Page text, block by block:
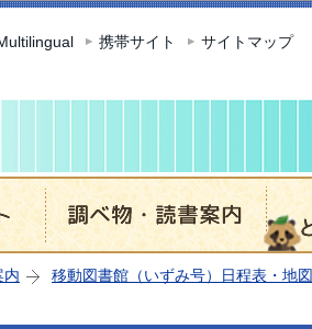
のページの本文へ移動
携帯サイト サイトマップ
内 移動図書館（いずみ号）日程表・地図